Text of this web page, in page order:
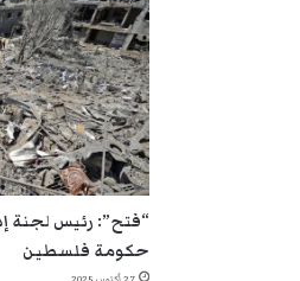
“فتح”: رئيس لجنة
حكومة فلسطين